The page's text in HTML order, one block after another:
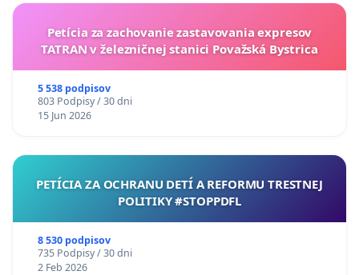
Petícia za zachovanie zastavovania expresov
TATRAN v železničnej stanici Považská Bystrica
5 538 podpisov
803 Podpisy / 30 dni
15 Jun 2026
PETÍCIA ZA OCHRANU DETÍ A REFORMU TRESTNEJ
POLITIKY #STOPPDFL
8 530 podpisov
735 Podpisy / 30 dni
2 Feb 2026